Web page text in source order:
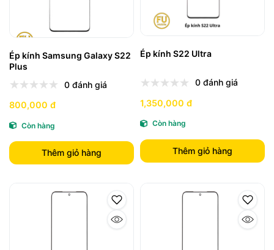
Ép kính Samsung Galaxy S22
Plus
0 đánh giá
800,000 đ
Còn hàng
Thêm giỏ hàng
Ép kính S22 Ultra
0 đánh giá
1,350,000 đ
Còn hàng
Thêm giỏ hàng